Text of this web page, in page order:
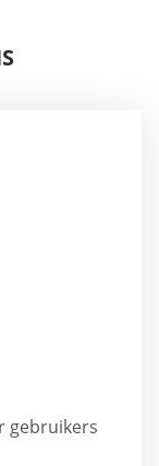
gebruikers